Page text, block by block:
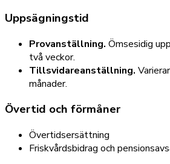
Uppsägningstid
Provanställning. Ömsesidig
två veckor.
Tillsvidareanställning.
månader.
Övertid och förmåner
Övertidsersättning
Friskvårdsbidrag och